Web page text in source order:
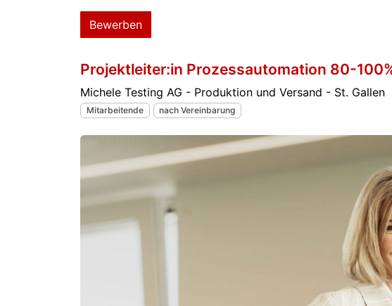
Bewerben
Projektleiter:in Prozessautomation 80-
Michele Testing AG - Produktion und Versand - St. Gallen
Mitarbeitende nach Vereinbarung